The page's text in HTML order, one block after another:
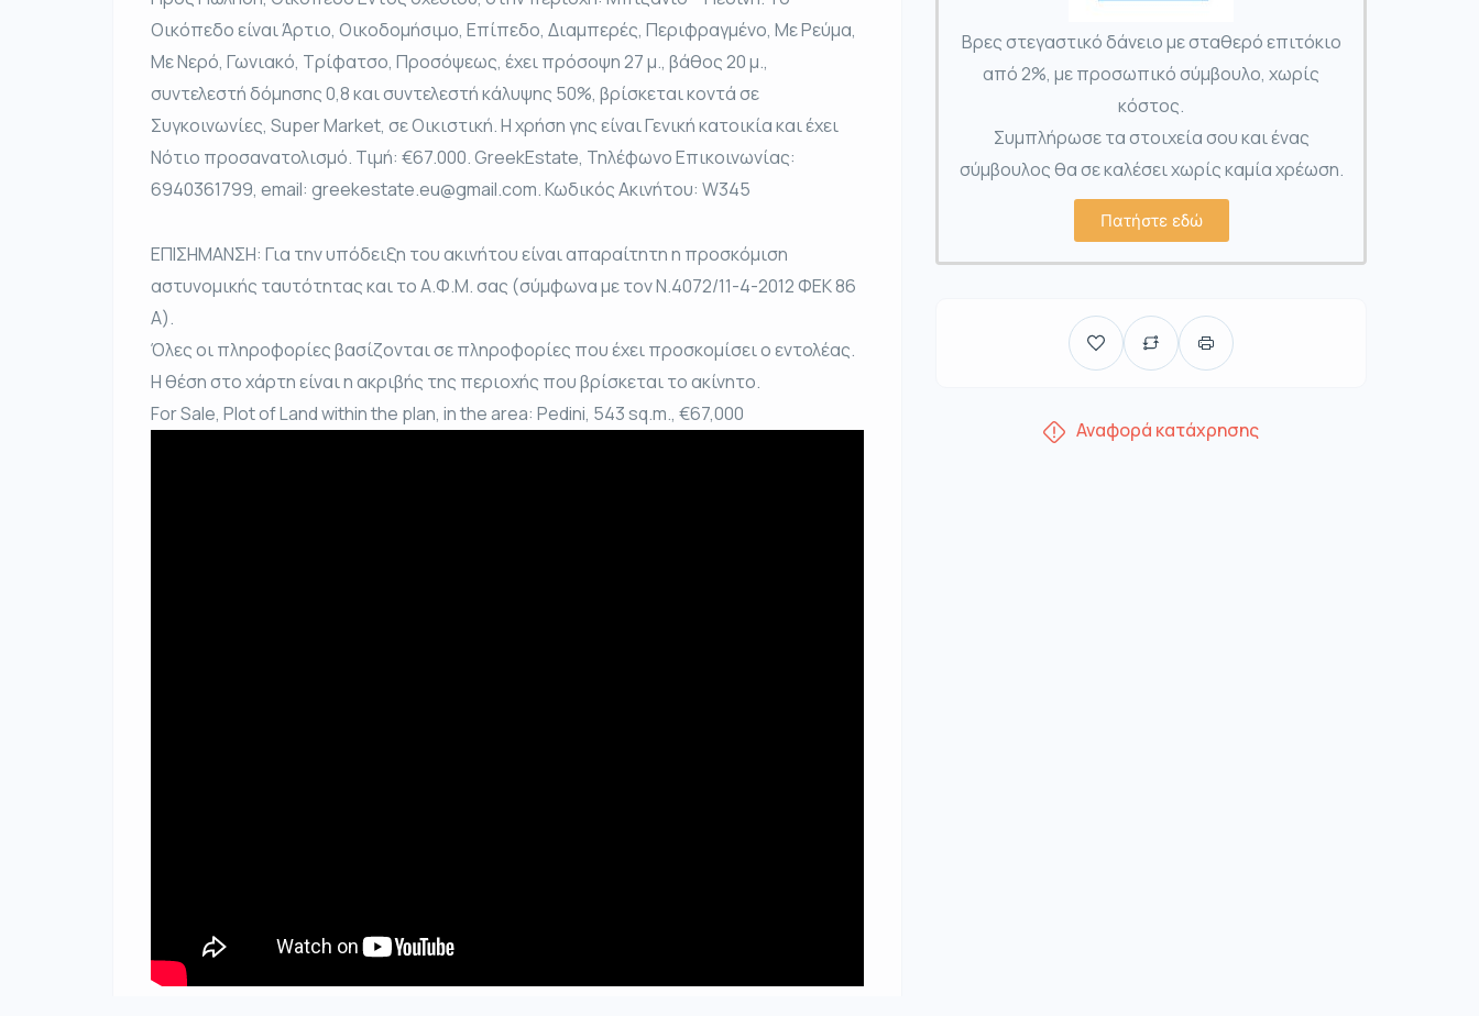
Οικόπεδο είναι Άρτιο, Οικοδομήσιμο, Επίπεδο, Διαμπερές, Περιφραγμένο, Με Ρεύμα,
Με Νερό, Γωνιακό, Τρίφατσο, Προσόψεως, έχει πρόσοψη 27 μ., βάθος 20 μ.,
συντελεστή δόμησης 0,8 και συντελεστή κάλυψης 50%, βρίσκεται κοντά σε
Συγκοινωνίες, Super Market, σε Οικιστική. Η χρήση γης είναι Γενική κατοικία και έχει
Νότιο προσανατολισμό. Τιμή: €67.000. GreekEstate, Τηλέφωνο Επικοινωνίας:
6940361799, email: greekestate.eu@gmail.com. Κωδικός Ακινήτου: W345
ΕΠΙΣΗΜΑΝΣΗ: Για την υπόδειξη του ακινήτου είναι απαραίτητη η προσκόμιση
αστυνομικής ταυτότητας και το Α.Φ.Μ. σας (σύμφωνα με τον Ν.4072/11-4-2012 ΦΕΚ 86
Α).
Όλες οι πληροφορίες βασίζονται σε πληροφορίες που έχει προσκομίσει ο εντολέας.
Η θέση στο χάρτη είναι η ακριβής της περιοχής που βρίσκεται το ακίνητο.
For Sale, Plot of Land within the plan, in the area: Pedini, 543 sq.m., €67,000
Βρες στεγαστικό δάνειο με σταθερό επιτόκιο
από 2%, με προσωπικό σύμβουλο, χωρίς
κόστος.
Συμπλήρωσε τα στοιχεία σου και ένας
σύμβουλος θα σε καλέσει χωρίς καμία χρέωση.
Πατήστε εδώ
Αναφορά κατάχρησης